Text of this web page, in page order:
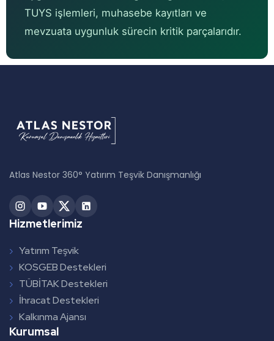
TUYS işlemleri, muhasebe kayıtları ve
mevzuata uygunluk sürecin kritik parçalarıdır.
Atlas Nestor 360° Yatırım Teşvik Danışmanlığı
Hizmetlerimiz
Yatırım Teşvik
KOSGEB Destekleri
TÜBİTAK Destekleri
İhracat Destekleri
Kalkınma Ajansı
Kurumsal